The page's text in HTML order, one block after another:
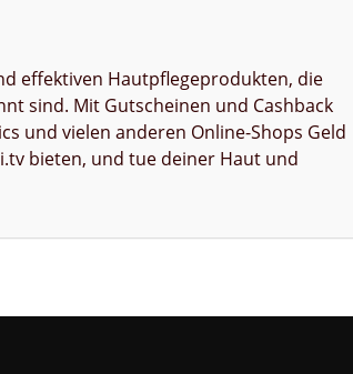
effektiven Hautpflegeprodukten, die
sind. Mit Gutscheinen und Cashback
und vielen anderen Online-Shops Geld
bieten, und tue deiner Haut und